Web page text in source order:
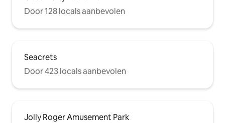
Door 128 locals aanbevolen
Seacrets
Door 423 locals aanbevolen
Jolly Roger Amusement Park